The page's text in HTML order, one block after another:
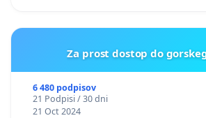
Za prost dostop do
6 480 podpisov
21 Podpisi / 30 dni
21 Oct 2024